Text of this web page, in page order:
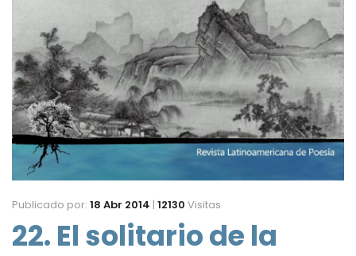
Publicado por: 18 Abr 2014 | 12130 Visitas
22. El solitario de la